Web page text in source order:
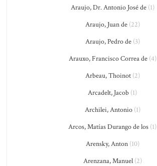
Araujo, Dr. Antonio José de(1)
Araujo, Juan de(22)
Araujo, Pedro de(3)
Arauxo, Francisco Correa de(4)
Arbeau, Thoinot(2)
Arcadelt, Jacob (1)
Archilei, Antonio(1)
Arcos, Matías Durango de los (1)
Arensky, Anton(10)
Arenzana, Manuel(2)